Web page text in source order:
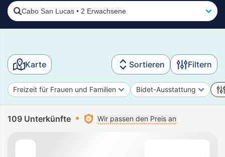
Cabo San Lucas • 2 Erwachsene
Karte Sortieren Filtern
Freizeit für Frauen und Familien Bidet-Ausstattung
109 Unterkünfte Wir passen den Preis an